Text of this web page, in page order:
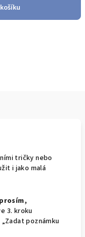
tričky nebo
i jako malá
3. kroku
poznámku